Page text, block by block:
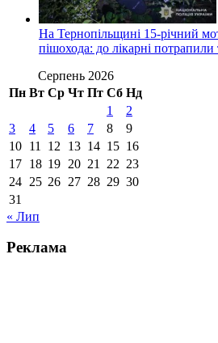
На Тернопільщині 15-річний
пішохода: до лікарні
Серпень 2026
Пн Вт Ср Чт Пт Сб Нд
1
2
3
4 5 6 7 8
9
10 11 12 13 14 15 16
17 18 19 20 21 22 23
24 25 26 27 28 29 30
31
« Лип
Реклама